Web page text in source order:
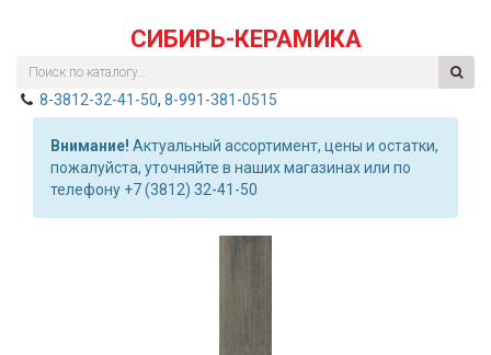
СИБИРЬ-КЕРАМИКА
8-3812-32-41-50, 8-991-381-0515
Внимание! Актуальный ассортимент, цены и остатки,
пожалуйста, уточняйте в наших магазинах или по
телефону +7 (3812) 32-41-50